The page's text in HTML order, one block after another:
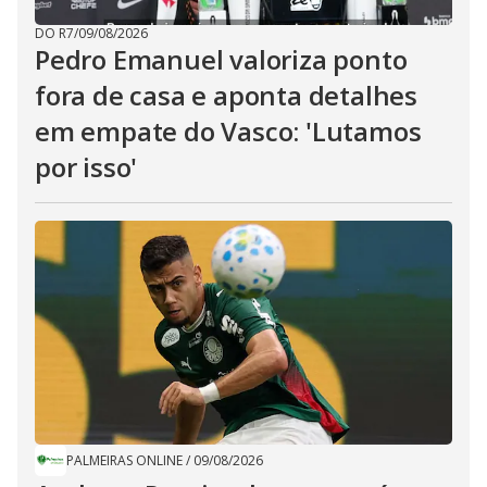
DO R7/09/08/2026
Pedro Emanuel valoriza ponto
fora de casa e aponta detalhes
em empate do Vasco: 'Lutamos
por isso'
PALMEIRAS ONLINE/ 09/08/2026